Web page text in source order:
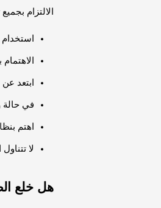
الالتزام
ابتعد
في حالة
اهتم
لا
هل خلع